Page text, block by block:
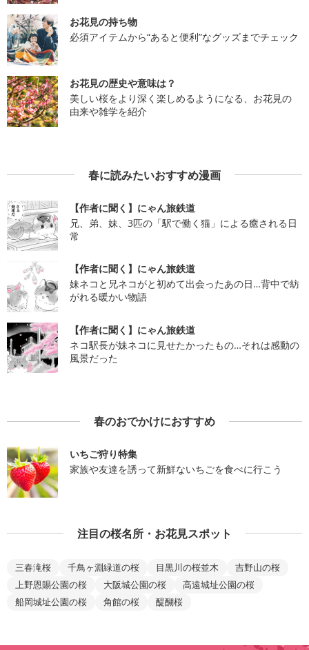
お花見の持ち物
必須アイテムから“あると便利”なグッズまでチェック
お花見の歴史や意味は？
美しい桜をより深く楽しめるようになる、お花見の
由来や雑学を紹介
春に読みたいおすすめ漫画
【作者に聞く】にゃん旅鉄道
兄、弟、妹、3匹の「駅で働く猫」による癒される日
常
【作者に聞く】にゃん旅鉄道
妹ネコと兄ネコがと初めて出会ったあの日…背中で紡
がれる暖かい物語
【作者に聞く】にゃん旅鉄道
ネコ駅長が妹ネコに見せたかったもの…それは感動の
風景だった
春のおでかけにおすすめ
いちご狩り特集
家族や友達を誘って新鮮ないちごを食べに行こう
注目の桜名所・お花見スポット
三春滝桜 千鳥ヶ淵緑道の桜 目黒川の桜並木
吉野山の桜
上野恩賜公園の桜
大阪城公園の桜
高遠城址公園の桜
船岡城址公園の桜
角館の桜 醍醐桜